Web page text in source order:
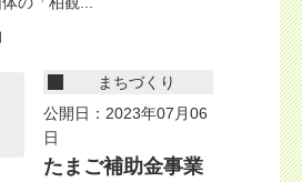
まちづくり
公開日：2023年07月06
日
たまご補助金事業